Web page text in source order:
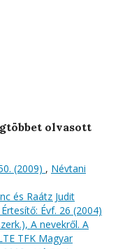
olvasott
(2009) , Névtani
és Raátz Judit
Évf. 26 (2004)
A nevekről. A
TFK Magyar